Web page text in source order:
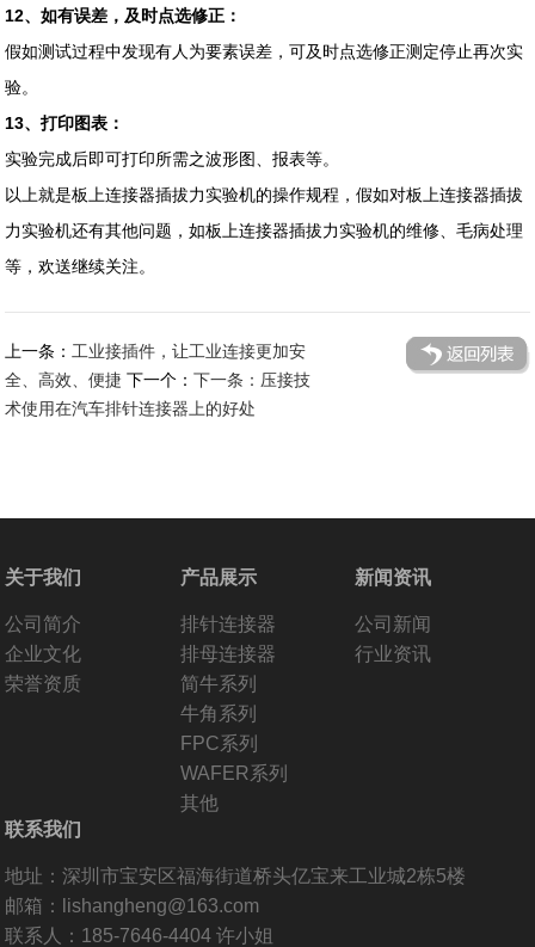
12、如有误差，及时点选修正：
假如测试过程中发现有人为要素误差，可及时点选修正测定停止再次实
验。
13、打印图表：
实验完成后即可打印所需之波形图、报表等。
以上就是板上连接器插拔力实验机的操作规程，假如对板上连接器插拔
力实验机还有其他问题，如板上连接器插拔力实验机的维修、毛病处理
等，欢送继续关注。
上一条： 工业接插件，让工业连接更加安
全、高效、便捷 下一个：下一条：压接技
术使用在汽车排针连接器上的好处
关于我们
公司简介
企业文化
荣誉资质
产品展示
排针连接器
排母连接器
简牛系列
牛角系列
FPC系列
WAFER系列
其他
新闻资讯
公司新闻
行业资讯
联系我们
地址：深圳市宝安区福海街道桥头亿宝来工业城2栋5楼
邮箱：lishangheng@163.com
联系人：185-7646-4404 许小姐